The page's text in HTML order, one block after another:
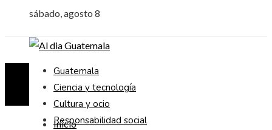
sábado, agosto 8
Guatemala
Ciencia y tecnología
Cultura y ocio
Responsabilidad social
Inicio